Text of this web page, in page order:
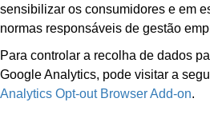
sensibilizar os consumidores e em
normas responsáveis de gestão
Para controlar a recolha de dados
Google Analytics, pode visitar a
Analytics Opt-out Browser Add-on.